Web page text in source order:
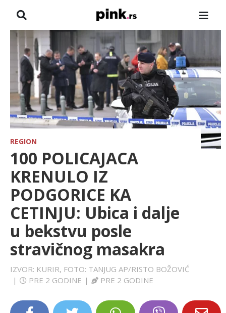
NASLOVNA
VESTI
ZADRUGA
SHOWBIZ
HRONIKA
FARMERI
TV
SPORT
LIFESTYLE
REGION
100 POLICAJACA
KRENULO IZ
PODGORICE KA
CETINJU: Ubica i dalje
u bekstvu posle
stravičnog masakra
IZVOR: KURIR, FOTO: TANJUG AP/RISTO BOŽOVIĆ
|
PRE 2 GODINE | PRE 2 GODINE